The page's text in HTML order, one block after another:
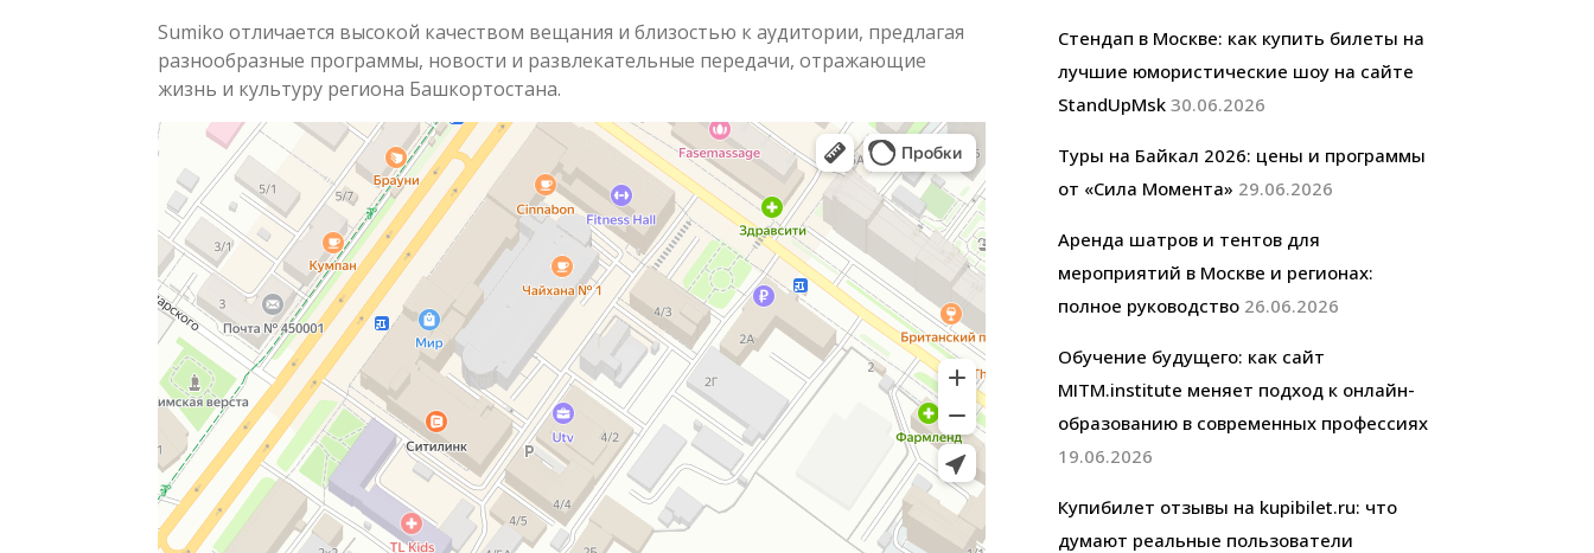
Sumiko отличается высокой качеством вещания и близостью к аудитории, предлагая
разнообразные программы, новости и развлекательные передачи, отражающие
жизнь и культуру региона Башкортостана.
Стендап в Москве: как купить билеты на
лучшие юмористические шоу на сайте
StandUpMsk 30.06.2026
Туры на Байкал 2026: цены и программы
от «Сила Момента» 29.06.2026
Аренда шатров и тентов для
мероприятий в Москве и регионах:
полное руководство 26.06.2026
Обучение будущего: как сайт
MITM.institute меняет подход к онлайн-
образованию в современных профессиях
19.06.2026
Купибилет отзывы на kupibilet.ru: что
думают реальные пользователи